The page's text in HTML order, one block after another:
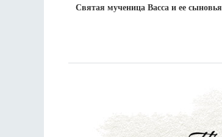
Святая мученица Васса и ее сыновья